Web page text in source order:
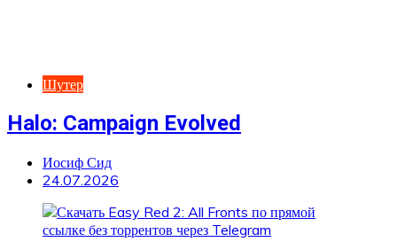
Шутер
Halo: Campaign Evolved
Иосиф Сид
24.07.2026